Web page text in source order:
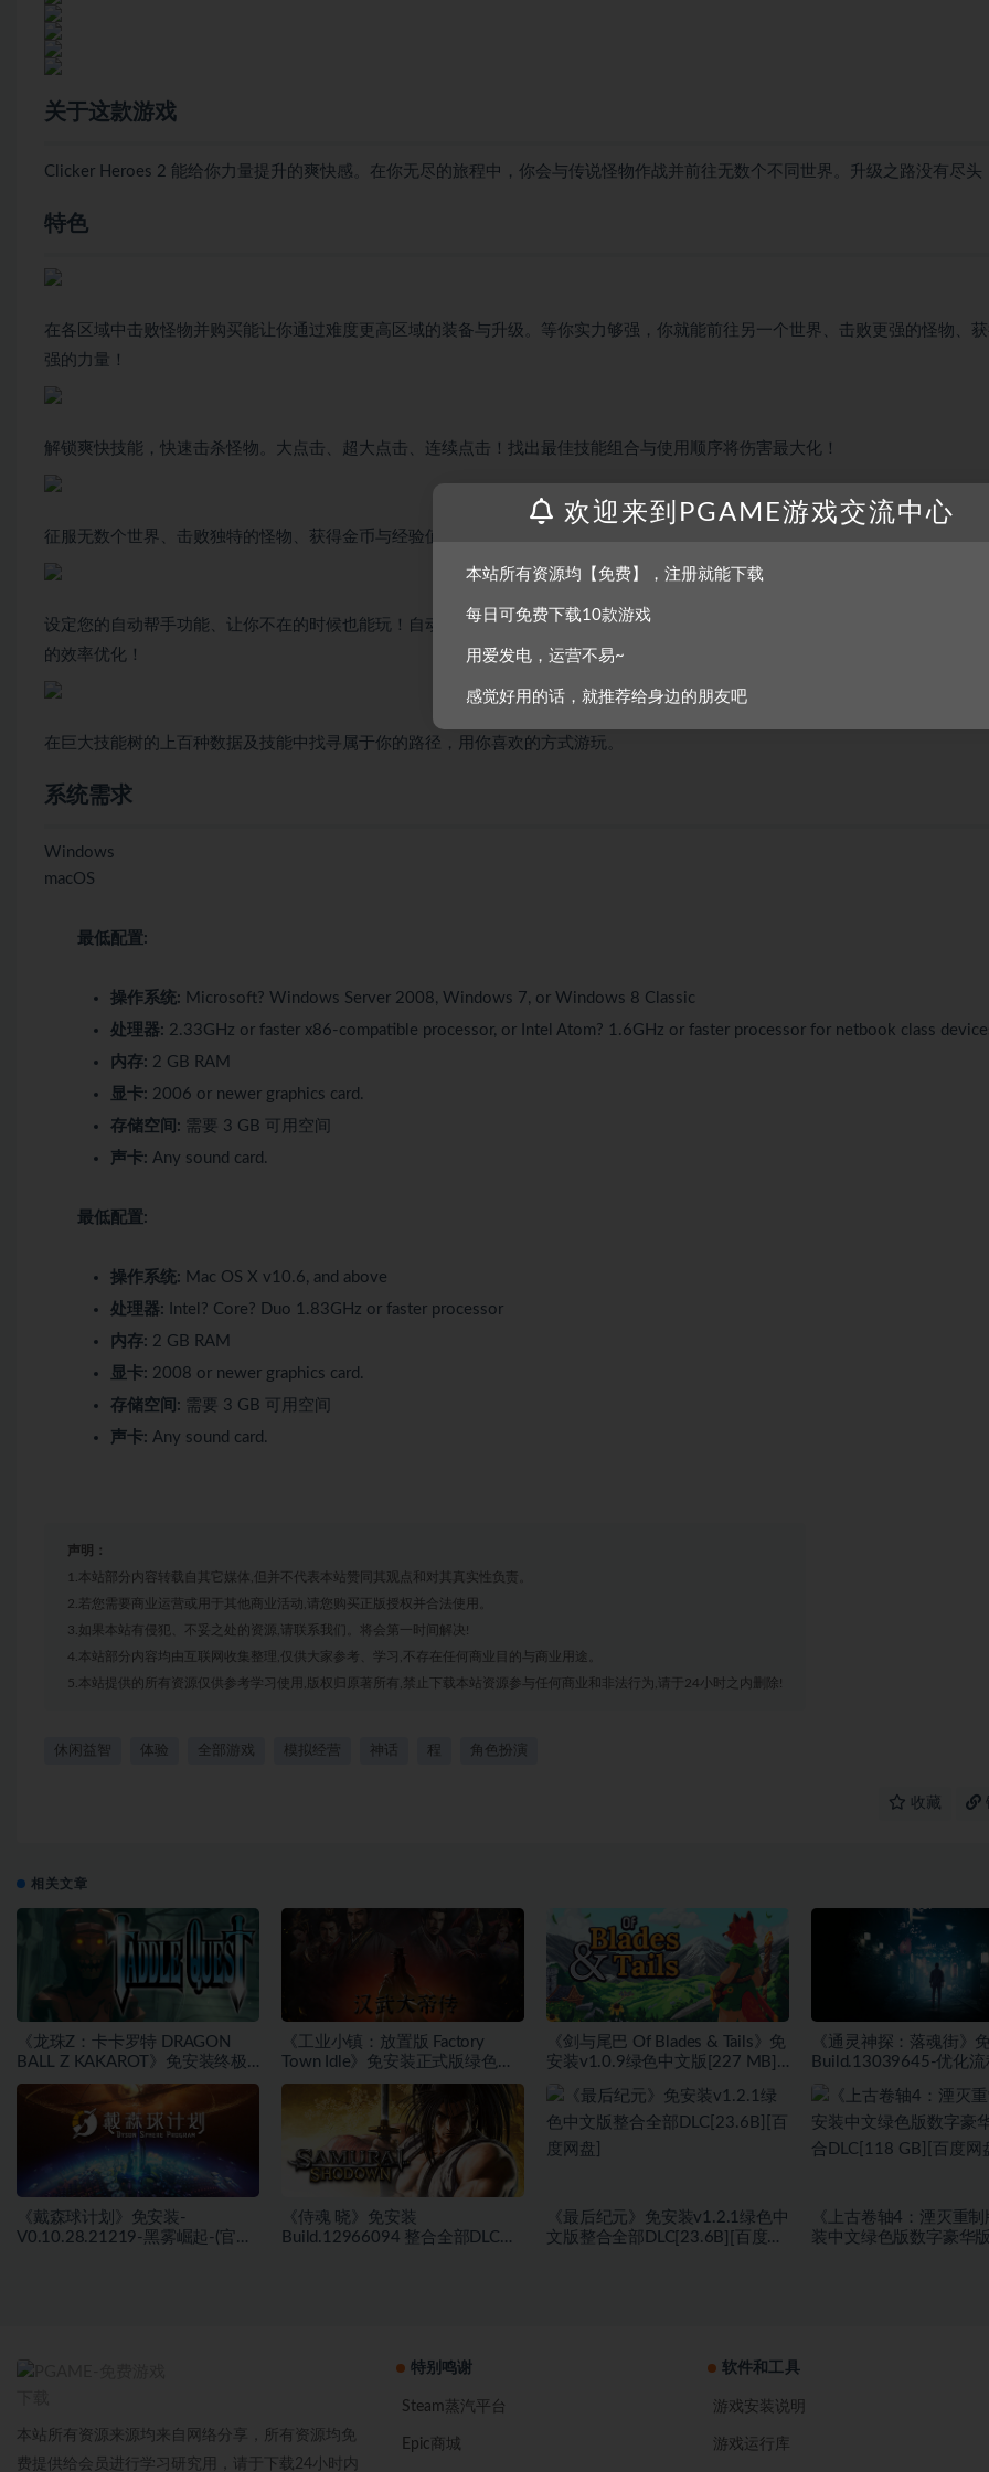
关于这款游戏
Clicker Heroes 2 能给你力量提升的爽快感。在你无尽的旅程中，你会与传说怪物作战并前往无数个不同世界。升级之路没有尽头
特色
在各区域中击败怪物并购买能让你通过难度更高区域的装备与升级。等你实力够强，你就能前往另一个世界、击败更强的怪物、
强的力量！
解锁爽快技能，快速击杀怪物。大点击、超大点击、连续点击！找出最佳技能组合与使用顺序将伤害最大化！
征服无数个世界、击败独特的怪物、获得金币与经验值！
设定您的自动帮手功能、让你不在的时候也能玩！自动升级装备、购买装备、建立复杂的技能发动组合。建立完美的自动帮手功
的效率优化！
在巨大技能树的上百种数据及技能中找寻属于你的路径，用你喜欢的方式游玩。
系统需求
Windows
macOS
最低配置:
操作系统: Microsoft? Windows Server 2008, Windows 7, or Windows 8 Classic
处理器: 2.33GHz or faster x86-compatible processor, or Intel Atom? 1.6GHz or faster processor for netbook class
内存: 2 GB RAM
显卡: 2006 or newer graphics card.
存储空间: 需要 3 GB 可用空间
声卡: Any sound card.
最低配置:
操作系统: Mac OS X v10.6, and above
处理器: Intel? Core? Duo 1.83GHz or faster processor
内存: 2 GB RAM
显卡: 2008 or newer graphics card.
存储空间: 需要 3 GB 可用空间
声卡: Any sound card.
声明：
1.本站部分内容转载自其它媒体,但并不代表本站赞同其观点和对其真实性负责。
2.若您需要商业运营或用于其他商业活动,请您购买正版授权并合法使用。
3.如果本站有侵犯、不妥之处的资源,请联系我们。将会第一时间解决!
4.本站部分内容均由互联网收集整理,仅供大家参考、学习,不存在任何商业目的与商业用途。
5.本站提供的所有资源仅供参考学习使用,版权归原著所有,禁止下载本站资源参与任何商业和非法行为,请于24小时之内删除!
休闲益智 体验 全部游戏 模拟经营 神话 程 角色扮演
收藏
相关文章
《龙珠Z：卡卡罗特 DRAGON
BALL Z KAKAROT》免安装终极
版v2.02绿色中文版[46.97 GB][百
度网盘]
《工业小镇：放置版 Factory
Town Idle》免安装正式版绿色中
文版[171 MB][百度网盘]
《剑与尾巴 Of Blades & Tails》免
安装v1.0.9绿色中文版[227 MB]
《通灵神探：落魂街》
Build.13039645-优化流
GB][百度网盘]
《戴森球计划》免安装-
V0.10.28.21219-黑雾崛起-(官中)
《侍魂 晓》免安装
Build.12966094 整合全部DLC绿
《最后纪元》免安装v1.2.1绿色中
文版整合全部DLC[23.6B][百度网
《上古卷轴4：湮灭重
装中文绿色版数字豪华
本站所有资源来源均来自网络分享，所有资源均免
费提供给会员进行学习研究用，请于下载24小时内
特别鸣谢
Steam蒸汽平台
Epic商城
软件和工具
游戏安装说明
游戏运行库
欢迎来到PGAME游戏交流中心
本站所有资源均【免费】，注册就能下载
每日可免费下载10款游戏
用爱发电，运营不易~
感觉好用的话，就推荐给身边的朋友吧